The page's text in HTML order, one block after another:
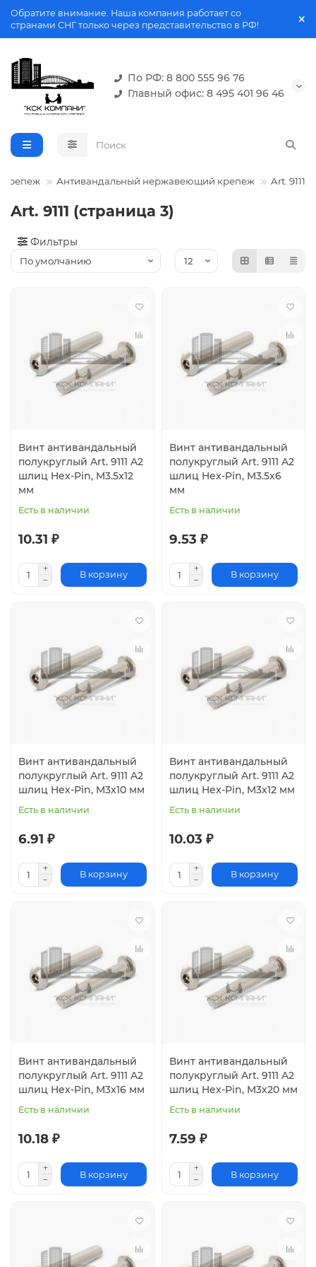
Обратите внимание. Наша компания работает со
странами СНГ только через представительство в РФ!
По РФ: 8 800 555 96 76
Главный офис: 8 495 401 96 46
Антивандальный нержавеющий крепеж Art. 9111
Art. 9111 (страница 3)
Фильтры
Винт антивандальный
полукруглый Art. 9111 A2
шлиц Hex-Pin, M3.5x12
мм
Есть в наличии
10.31 ₽
В корзину
Винт антивандальный
полукруглый Art. 9111 A2
шлиц Hex-Pin, M3.5x6
мм
Есть в наличии
9.53 ₽
В корзину
Винт антивандальный
полукруглый Art. 9111 A2
шлиц Hex-Pin, M3x10 мм
Есть в наличии
6.91 ₽
В корзину
Винт антивандальный
полукруглый Art. 9111 A2
шлиц Hex-Pin, M3x12 мм
Есть в наличии
10.03 ₽
В корзину
Винт антивандальный
полукруглый Art. 9111 A2
шлиц Hex-Pin, M3x16 мм
Есть в наличии
10.18 ₽
В корзину
Винт антивандальный
полукруглый Art. 9111 A2
шлиц Hex-Pin, M3x20 мм
Есть в наличии
7.59 ₽
В корзину